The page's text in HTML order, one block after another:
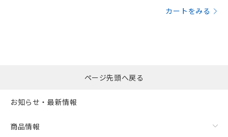
カートをみる
ページ先頭へ戻る
お知らせ・最新情報
商品情報